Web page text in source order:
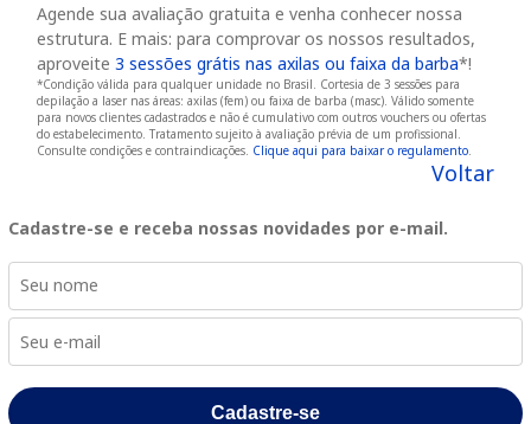
Agende sua avaliação gratuita e venha conhecer nossa
estrutura. E mais: para comprovar os nossos resultados,
aproveite 3 sessões grátis nas axilas ou faixa da barba*!
*Condição válida para qualquer unidade no Brasil. Cortesia de 3 sessões para
depilação a laser nas áreas: axilas (fem) ou faixa de barba (masc). Válido somente
para novos clientes cadastrados e não é cumulativo com outros vouchers ou ofertas
do estabelecimento. Tratamento sujeito à avaliação prévia de um profissional.
Consulte condições e contraindicações. Clique aqui para baixar o regulamento.
Voltar
Cadastre-se e receba nossas novidades por e-mail.
Cadastre-se